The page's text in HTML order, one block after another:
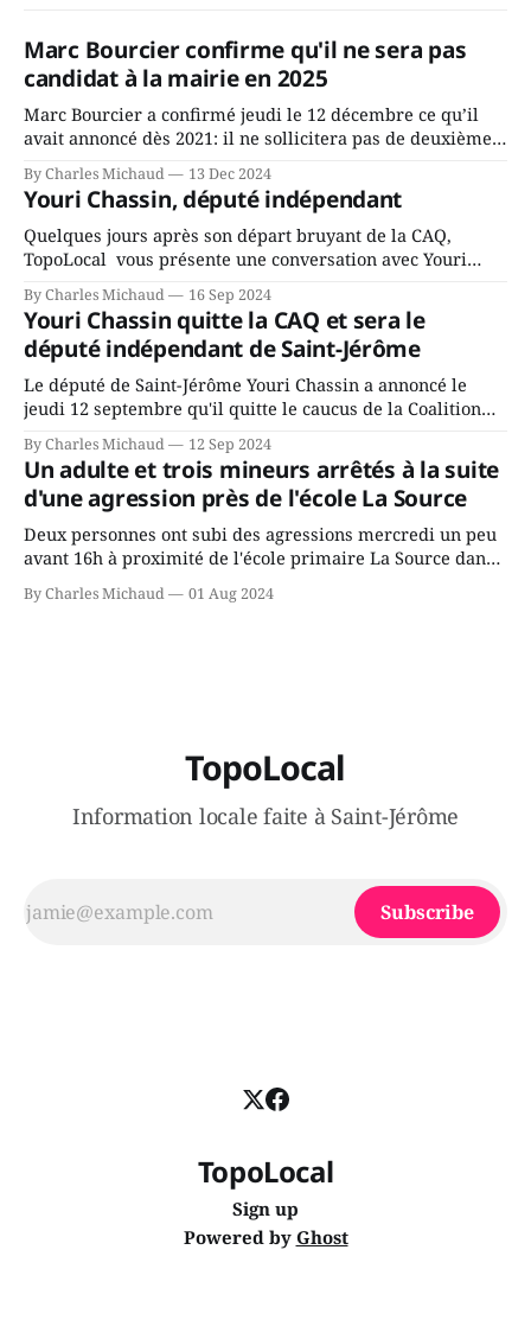
Marc Bourcier confirme qu'il ne sera pas
candidat à la mairie en 2025
Marc Bourcier a confirmé jeudi le 12 décembre ce qu’il
avait annoncé dès 2021: il ne sollicitera pas de deuxième
fait l’annonce en s’adressant aux employés de la ville,
rassemblés en soirée pour leur traditionnel souper
By Charles Michaud 13 Dec 2024
Youri Chassin, député indépendant
Quelques jours après son départ bruyant de la CAQ,
TopoLocal vous présente une conversation avec Youri
depuis longtemps? Sera-t-il candidat indépendant dans 2
ans? Joindrait-il un autre parti, par exemple les
conservateurs d’Éric Duhaime? Que lui
By Charles Michaud 16 Sep 2024
Youri Chassin quitte la CAQ et sera le
député indépendant de Saint-Jérôme
Le député de Saint-Jérôme Youri Chassin a annoncé le
jeudi 12 septembre qu'il quitte le caucus de la Coalition
gouvernement de la CAQ, surtout de son incapacité, qu'il
juge chronique, à offrir des
By Charles Michaud 12 Sep 2024
Un adulte et trois mineurs arrêtés à la suite
d'une agression près de l'école La Source
Deux personnes ont subi des agressions mercredi un peu
avant 16h à proximité de l'école primaire La Source dans
victimes aurait été écrasée sous un véhicule et aspergée
By Charles Michaud 01 Aug 2024
TopoLocal
Information locale faite à Saint-Jérôme
Subscribe
TopoLocal
Sign up
Powered by Ghost